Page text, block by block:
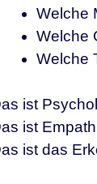
Welche
Welche
Welche
ist
ist
ist das